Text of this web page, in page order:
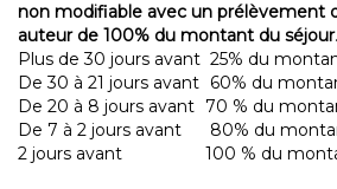
non modifiable avec un prélèvement
auteur de 100% du montant du séjour.
Plus de 30 jours avant 25% du
De 30 à 21 jours avant 60% du
De 20 à 8 jours avant 70 % du
De 7 à 2 jours avant
80% du
2 jours avant
100 % du